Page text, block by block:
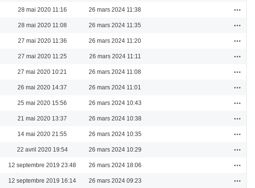
28 mai 2020 11:16 26 mars 2024 11:38
28 mai 2020 11:08 26 mars 2024 11:35
27 mai 2020 11:36 26 mars 2024 11:20
27 mai 2020 11:25 26 mars 2024 11:11
27 mai 2020 10:21 26 mars 2024 11:08
26 mai 2020 14:37 26 mars 2024 11:01
25 mai 2020 15:56 26 mars 2024 10:43
21 mai 2020 13:37 26 mars 2024 10:38
14 mai 2020 21:55 26 mars 2024 10:35
22 avril 2020 19:54 26 mars 2024 10:29
12 septembre 2019 23:48 26 mars 2024 18:06
12 septembre 2019 16:14 26 mars 2024 09:23